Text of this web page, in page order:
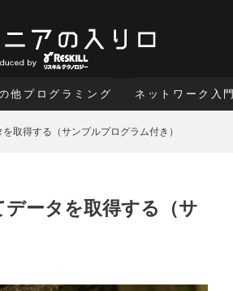
他プログラミング ネットワーク入門
取得する（サンプルプログラム付き）
ータを取得する（サ